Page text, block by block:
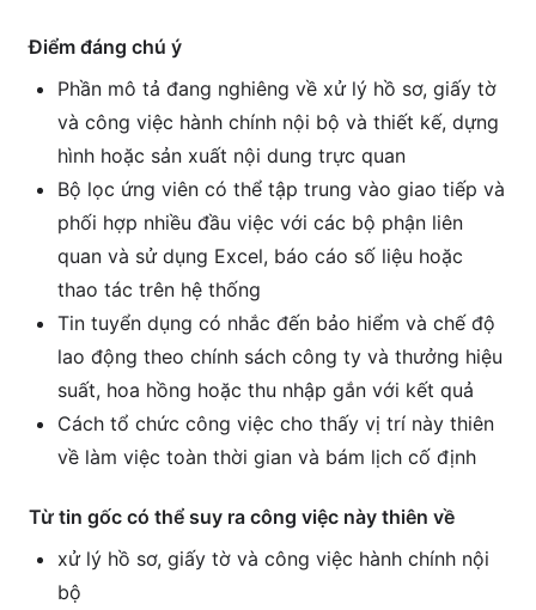
Điểm đáng chú ý
Phần mô tả đang nghiêng về xử lý hồ sơ, giấy tờ
và công việc hành chính nội bộ và thiết kế, dựng
hình hoặc sản xuất nội dung trực quan
Bộ lọc ứng viên có thể tập trung vào giao tiếp và
phối hợp nhiều đầu việc với các bộ phận liên
quan và sử dụng Excel, báo cáo số liệu hoặc
thao tác trên hệ thống
Tin tuyển dụng có nhắc đến bảo hiểm và chế độ
lao động theo chính sách công ty và thưởng hiệu
suất, hoa hồng hoặc thu nhập gắn với kết quả
Cách tổ chức công việc cho thấy vị trí này thiên
về làm việc toàn thời gian và bám lịch cố định
Từ tin gốc có thể suy ra công việc này thiên về
xử lý hồ sơ, giấy tờ và công việc hành chính nội
bộ